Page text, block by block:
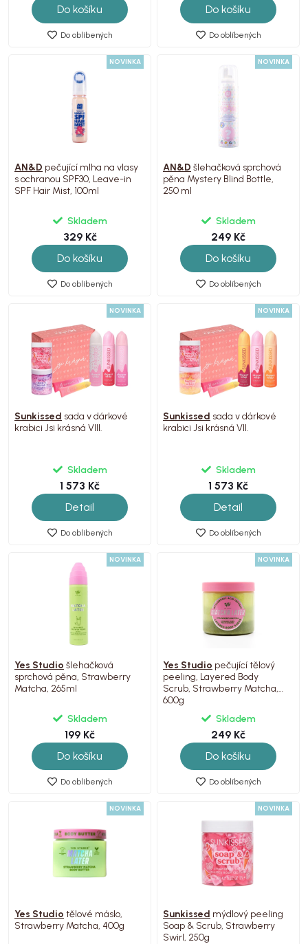
Do košíku
Do oblíbených
Do košíku
Do oblíbených
NOVINKA
AN&D pečující mlha na vlasy
s ochranou SPF30, Leave-in
SPF Hair Mist, 100ml
Skladem
329 Kč
Do košíku
Do oblíbených
NOVINKA
AN&D šlehačková sprchová
pěna Mystery Blind Bottle,
250 ml
Skladem
249 Kč
Do košíku
Do oblíbených
NOVINKA
Sunkissed sada v dárkové
krabici Jsi krásná VIII.
Skladem
1 573 Kč
Detail
Do oblíbených
NOVINKA
Sunkissed sada v dárkové
krabici Jsi krásná VII.
Skladem
1 573 Kč
Detail
Do oblíbených
NOVINKA
Yes Studio šlehačková
sprchová pěna, Strawberry
Matcha, 265ml
Skladem
199 Kč
Do košíku
Do oblíbených
NOVINKA
Yes Studio pečující tělový
peeling, Layered Body
Scrub, Strawberry Matcha,
600g
Skladem
249 Kč
Do košíku
Do oblíbených
NOVINKA
Yes Studio tělové máslo,
Strawberry Matcha, 400g
NOVINKA
Sunkissed mýdlový peeling
Soap & Scrub, Strawberry
Swirl, 250g